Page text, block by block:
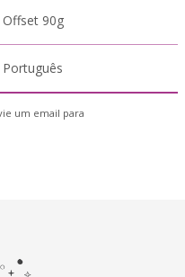
Offset 90g
Português
um email para